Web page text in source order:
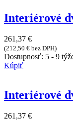
Interiérové
261,37 €
(212,50 € bez DPH)
Dostupnosť: 5 - 9
Kúpiť
Interiérové
261,37 €